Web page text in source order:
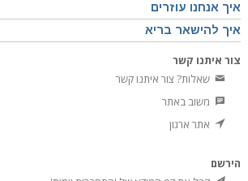
איך אנחנו עוזרים
איך להישאר בריא
צור איתנו קשר
שאלות? צור איתנו קשר
משוב באתר
אתר ארגון
הירשם